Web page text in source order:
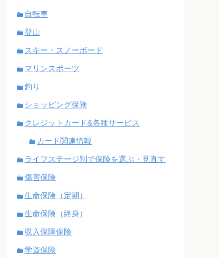
自転車
登山
スキー・スノーボード
マリンスポーツ
釣り
ショッピング保険
クレジットカード&各種サービス
カード関連情報
ライフステージ別で保険を選ぶ・見直す
傷害保険
生命保険（定期）
生命保険（終身）
収入保障保険
学資保険